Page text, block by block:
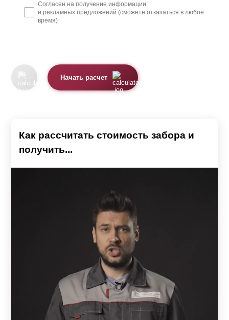
Согласен на получение информации
и рекламных предложений (сможете отказаться в любое
время)
Начать расчет
Как рассчитать стоимость забора и
получить...